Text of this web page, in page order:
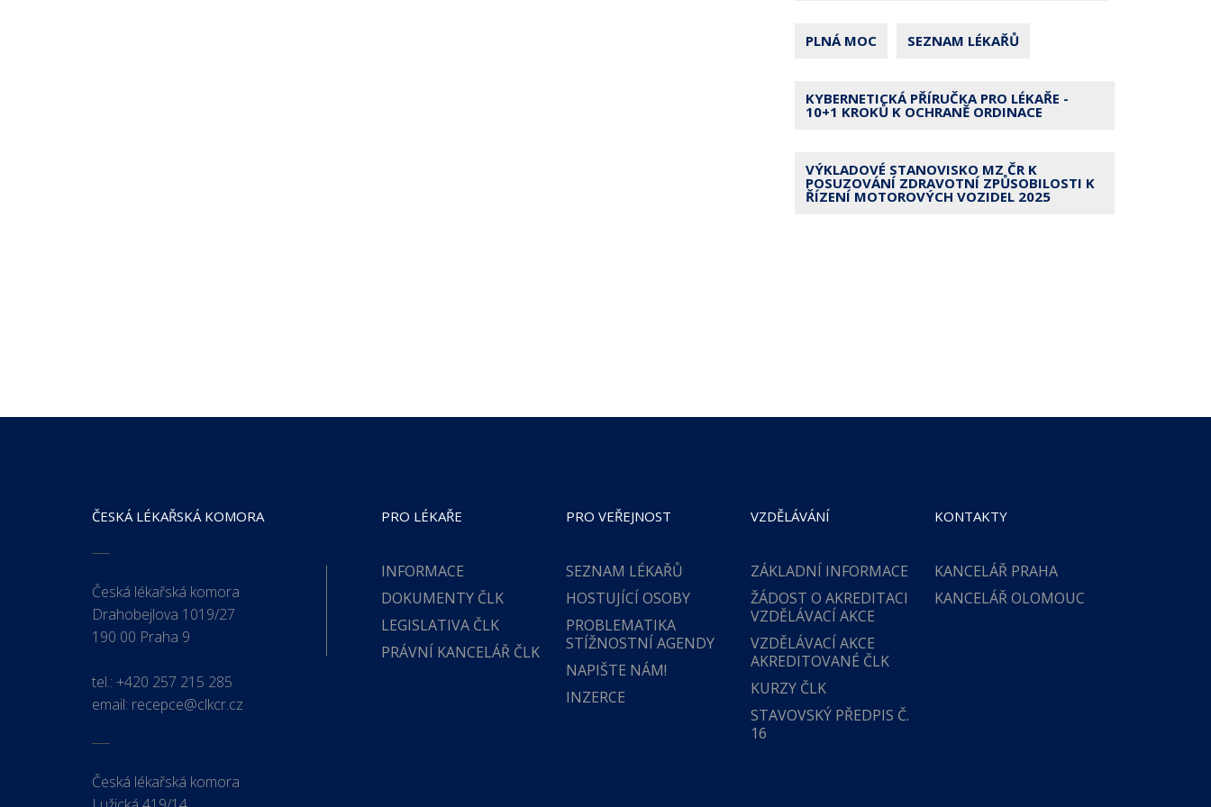
PLNÁ MOC SEZNAM LÉKAŘŮ
KYBERNETICKÁ PŘÍRUČKA PRO LÉKAŘE -
10+1 KROKŮ K OCHRANĚ ORDINACE
VÝKLADOVÉ STANOVISKO MZ ČR K
POSUZOVÁNÍ ZDRAVOTNÍ ZPŮSOBILOSTI K
ŘÍZENÍ MOTOROVÝCH VOZIDEL 2025
ČESKÁ LÉKAŘSKÁ KOMORA
Česká lékařská komora
Drahobejlova 1019/27
190 00 Praha 9
tel.: +420 257 215 285
email: recepce@clkcr.cz
Česká lékařská komora
PRO LÉKAŘE
INFORMACE
DOKUMENTY ČLK
LEGISLATIVA ČLK
PRÁVNÍ KANCELÁŘ ČLK
PRO VEŘEJNOST
SEZNAM LÉKAŘŮ
HOSTUJÍCÍ OSOBY
PROBLEMATIKA
STÍŽNOSTNÍ AGENDY
NAPIŠTE NÁM!
INZERCE
VZDĚLÁVÁNÍ
ZÁKLADNÍ INFORMACE
ŽÁDOST O AKREDITACI
VZDĚLÁVACÍ AKCE
VZDĚLÁVACÍ AKCE
AKREDITOVANÉ ČLK
KURZY ČLK
STAVOVSKÝ PŘEDPIS Č.
16
KONTAKTY
KANCELÁŘ PRAHA
KANCELÁŘ OLOMOUC